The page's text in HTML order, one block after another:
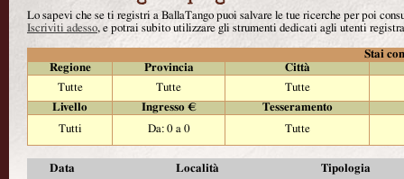
Lo sapevi che se ti registri a BallaTango puoi salvare le tue ricerche per poi
Iscriviti adesso, e potrai subito utilizzare gli strumenti dedicati agli utenti
Stai
Regione
Provincia
Città
Tutte
Tutte
Tutte
Livello
Ingresso €
Tesseramento
Tutti
Da: 0 a 0 Tutte
Data Località Tipologia